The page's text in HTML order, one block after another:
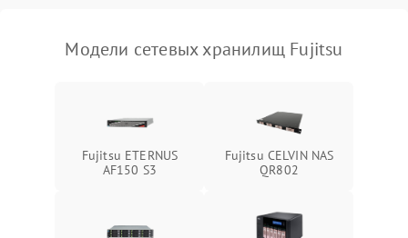
Модели сетевых хранилищ Fujitsu
Fujitsu ETERNUS
AF150 S3
Fujitsu CELVIN NAS
QR802